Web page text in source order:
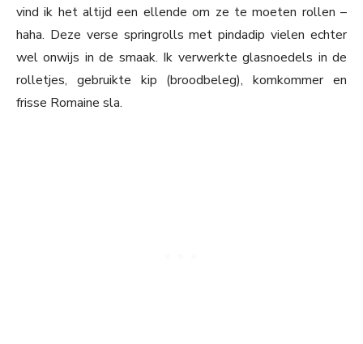
vind ik het altijd een ellende om ze te moeten rollen –
haha. Deze verse springrolls met pindadip vielen echter
wel onwijs in de smaak. Ik verwerkte glasnoedels in de
rolletjes, gebruikte kip (broodbeleg), komkommer en
frisse Romaine sla.